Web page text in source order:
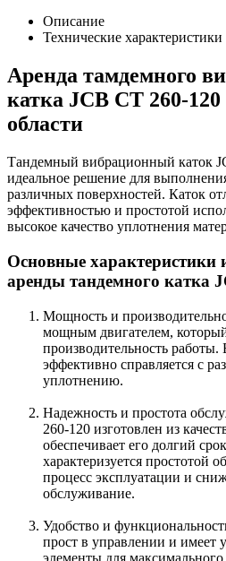
Описание
Технические характеристики
Аренда тамдемного
катка JCB CT 260-
области
Тандемный вибрационный каток
идеальное решение для
различных поверхностей. Каток
эффективностью и простотой
высокое качество уплотнения
Основные характеристики
аренды тандемного катка
Мощность и
мощным двигателем,
производительность работы.
эффективно справляется с
уплотнению.
Надежность и простота
260-120 изготовлен из
обеспечивает его долгий
характеризуется простотой
процесс эксплуатации и
обслуживание.
Удобство и
прост в управлении и имеет
элементы для максимального